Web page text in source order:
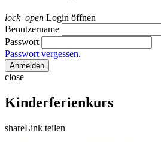
lock_open Login öffnen
Benutzername
Passwort
Passwort vergessen.
Anmelden
close
Kinderferienkurs
shareLink teilen